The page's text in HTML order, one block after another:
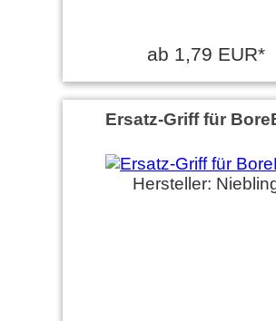
ab 1,79 EUR*
Ersatz-Griff für
Hersteller: